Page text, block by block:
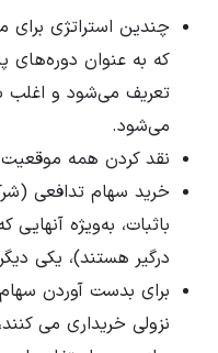
چندین استراتژی برای
که به عنوان دوره‌های
می‌شود.
نقد کردن همه
خرید سهام تدافعی
باثبات، به‌ویژه
درگیر هستند)، یکی
برای بدست آوردن
نزولی خریداری می